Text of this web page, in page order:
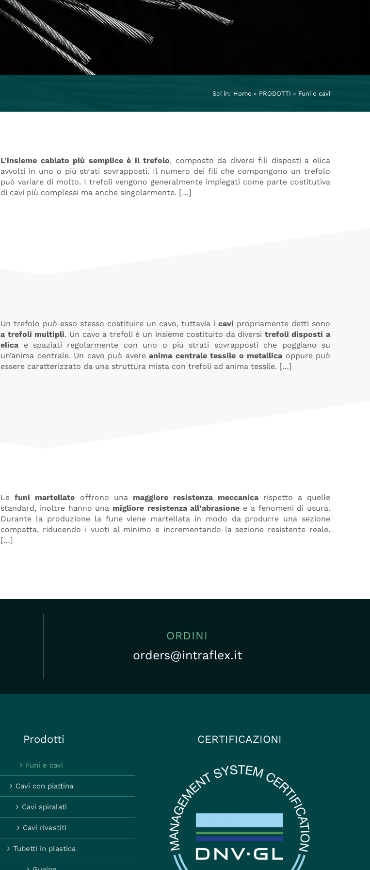
Sei in: Home PRODOTTI Funi e cavi
L’insieme cablato più semplice è il trefolo, composto da diversi fili disposti a elica
avvolti in uno o più strati sovrapposti. Il numero dei fili che compongono un trefolo
può variare di molto. I trefoli vengono generalmente impiegati come parte costitutiva
di cavi più complessi ma anche singolarmente. […]
Un trefolo può esso stesso costituire un cavo, tuttavia icavi propriamente detti sono
a trefoli multipli. Un cavo a trefoli è un insieme costituito da diversi trefoli disposti a
elica e spaziati regolarmente con uno o più strati sovrapposti che poggiano su
un’anima centrale. Un cavo può avereanima centrale tessile o metallica oppure può
essere caratterizzato da una struttura mista con trefoli ad anima tessile. […]
Lefuni martellate offrono una maggiore resistenza meccanicarispetto a quelle
standard, inoltre hanno una migliore resistenza all’abrasione e a fenomeni di usura.
Durante la produzione la fune viene martellata in modo da produrre una sezione
compatta, riducendo i vuoti al minimo e incrementando la sezione resistente reale.
[…]
ORDINI
orders@intraflex.it
Prodotti
Funi e cavi
Cavi con piattina
Cavi spiralati
Cavi rivestiti
Tubetti in plastica
CERTIFICAZIONI